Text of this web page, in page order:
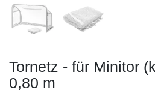
Tornetz - für Minitor
0,80 m